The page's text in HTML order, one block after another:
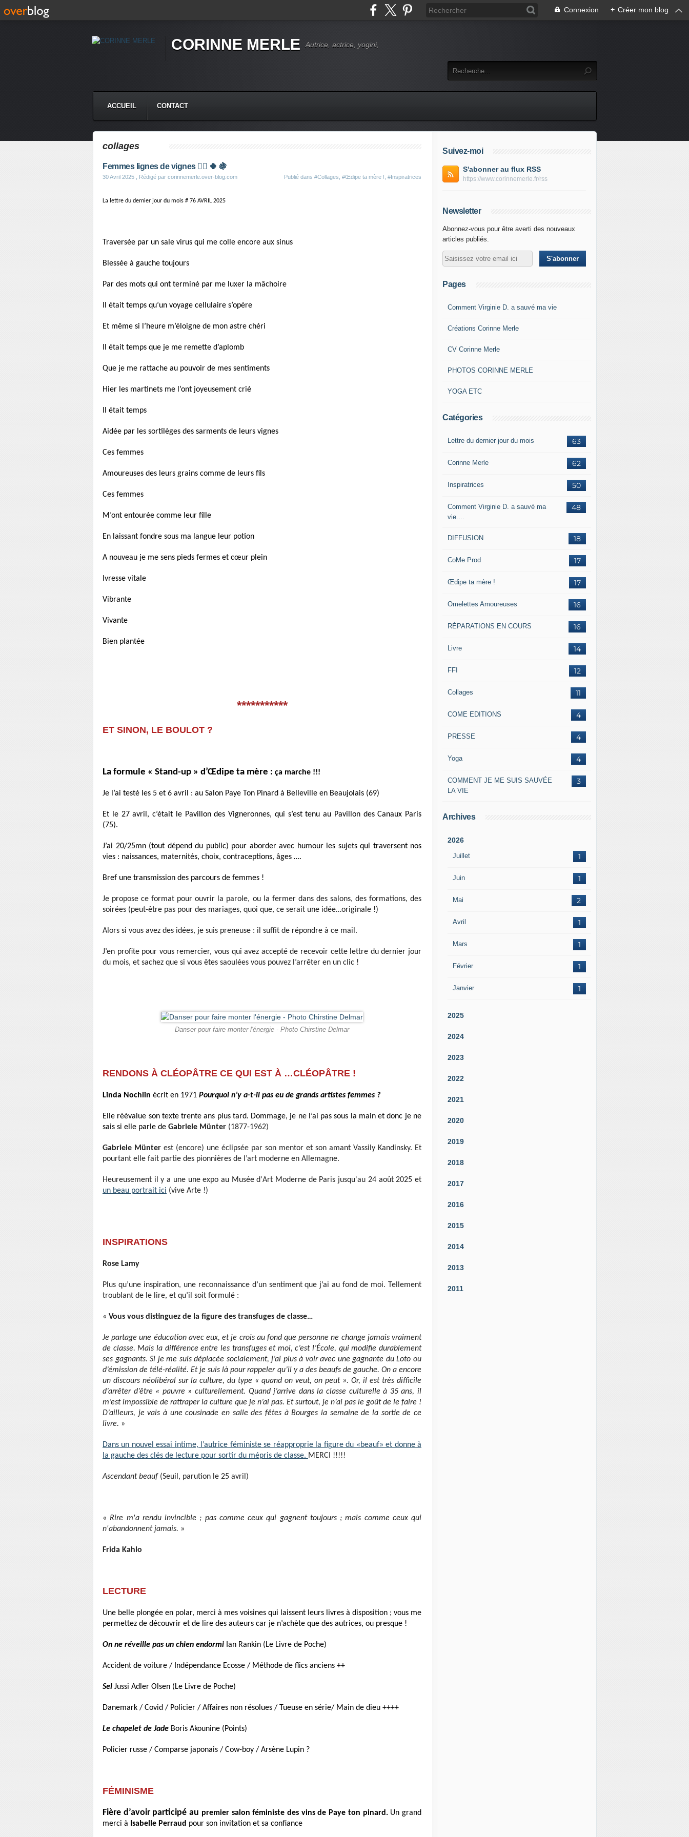
Connexion + Créer mon blog
CORINNE MERLE Autrice, actrice, yogini,
ACCUEIL CONTACT
collages
Femmes lignes de vignes 🦹‍♀️ 🍀 🍇
30 Avril 2025 , Rédigé par corinnemerle.over-blog.com Publié dans #Collages #Œdipe ta mère ! #Inspiratrices
La lettre du dernier jour du mois # 76 AVRIL 2025
Traversée par un sale virus qui me colle encore aux sinus
Blessée à gauche toujours
Par des mots qui ont terminé par me luxer la mâchoire
Il était temps qu’un voyage cellulaire s’opère
Et même si l’heure m’éloigne de mon astre chéri
Il était temps que je me remette d’aplomb
Que je me rattache au pouvoir de mes sentiments
Hier les martinets me l’ont joyeusement crié
Il était temps
Aidée par les sortilèges des sarments de leurs vignes
Ces femmes
Amoureuses des leurs grains comme de leurs fils
Ces femmes
M’ont entourée comme leur fille
En laissant fondre sous ma langue leur potion
A nouveau je me sens pieds fermes et cœur plein
Ivresse vitale
Vibrante
Vivante
Bien plantée
***********
ET SINON, LE BOULOT ?
La formule « Stand-up » d’Œdipe ta mère : ça marche !!!
Je l’ai testé les 5 et 6 avril : au Salon Paye Ton Pinard à Belleville en Beaujolais (69)
Et le 27 avril, c’était le Pavillon des Vigneronnes, qui s’est tenu au Pavillon des Canaux Paris
(75).
J’ai 20/25mn (tout dépend du public) pour aborder avec humour les sujets qui traversent nos
vies : naissances, maternités, choix, contraceptions, âges ….
Bref une transmission des parcours de femmes !
Je propose ce format pour ouvrir la parole, ou la fermer dans des salons, des formations, des
soirées (peut-être pas pour des mariages, quoi que, ce serait une idée…originale !)
Alors si vous avez des idées, je suis preneuse : il suffit de répondre à ce mail.
J’en profite pour vous remercier, vous qui avez accepté de recevoir cette lettre du dernier jour
du mois, et sachez que si vous êtes saoulées vous pouvez l’arrêter en un clic !
Danser pour faire monter l'énergie - Photo Chirstine Delmar
RENDONS À CLÉOPÂTRE CE QUI EST À …CLÉOPÂTRE !
Linda Nochlin écrit en 1971 Pourquoi n’y a-t-il pas eu de grands artistes femmes ?
Elle réévalue son texte trente ans plus tard. Dommage, je ne l’ai pas sous la main et donc je ne
sais si elle parle de Gabriele Münter (1877-1962)
Gabriele Münter est (encore) une éclipsée par son mentor et son amant Vassily Kandinsky. Et
pourtant elle fait partie des pionnières de l’art moderne en Allemagne.
Heureusement il y a une une expo au Musée d'Art Moderne de Paris jusqu'au 24 août 2025 et
un beau portrait ici (vive Arte !)
INSPIRATIONS
Rose Lamy
Plus qu’une inspiration, une reconnaissance d’un sentiment que j’ai au fond de moi. Tellement
troublant de le lire, et qu’il soit formulé :
« Vous vous distinguez de la figure des transfuges de classe…
Je partage une éducation avec eux, et je crois au fond que personne ne change jamais vraiment
de classe. Mais la différence entre les transfuges et moi, c’est l’École, qui modifie durablement
ses gagnants. Si je me suis déplacée socialement, j’ai plus à voir avec une gagnante du Loto ou
d’émission de télé-réalité. Et je suis là pour rappeler qu’il y a des beaufs de gauche. On a encore
un discours néolibéral sur la culture, du type « quand on veut, on peut ». Or, il est très difficile
d’arrêter d’être « pauvre » culturellement. Quand j’arrive dans la classe culturelle à 35 ans, il
m’est impossible de rattraper la culture que je n’ai pas. Et surtout, je n’ai pas le goût de le faire !
D’ailleurs, je vais à une cousinade en salle des fêtes à Bourges la semaine de la sortie de ce
livre. »
Dans un nouvel essai intime, l’autrice féministe se réapproprie la figure du «beauf» et donne à
la gauche des clés de lecture pour sortir du mépris de classe. MERCI !!!!!
Ascendant beauf (Seuil, parution le 25 avril)
«Rire m'a rendu invincible ; pas comme ceux qui gagnent toujours ; mais comme ceux qui
n'abandonnent jamais. »
Frida Kahlo
LECTURE
Une belle plongée en polar, merci à mes voisines qui laissent leurs livres à disposition ; vous me
permettez de découvrir et de lire des auteurs car je n’achète que des autrices, ou presque !
On ne réveille pas un chien endormi Ian Rankin (Le Livre de Poche)
Accident de voiture / Indépendance Ecosse / Méthode de flics anciens ++
Sel Jussi Adler Olsen (Le Livre de Poche)
Danemark / Covid / Policier / Affaires non résolues / Tueuse en série/ Main de dieu ++++
Le chapelet de Jade Boris Akounine (Points)
Policier russe / Comparse japonais / Cow-boy / Arsène Lupin ?
FÉMINISME
Fière d’avoir participé au premier salon féministe des vins de Paye ton pinard.Un grand
merci à Isabelle Perraud pour son invitation et sa confiance
Suivez-moi
S'abonner au flux RSS
https://www.corinnemerle.fr/rss
Newsletter
Abonnez-vous pour être averti des nouveaux
articles publiés.
Pages
Comment Virginie D. a sauvé ma vie
Créations Corinne Merle
CV Corinne Merle
PHOTOS CORINNE MERLE
YOGA ETC
Catégories
63
Lettre du dernier jour du mois
62
Corinne Merle
50
Inspiratrices
48
Comment Virginie D. a sauvé ma
vie....
18
DIFFUSION
17
CoMe Prod
17
Œdipe ta mère !
16
Omelettes Amoureuses
16
RÉPARATIONS EN COURS
14
Livre
12
FFI
11
Collages
4
COME EDITIONS
4
PRESSE
4
Yoga
3
COMMENT JE ME SUIS SAUVÉE
LA VIE
Archives
2026
Juillet 1
Juin 1
Mai 2
Avril 1
Mars 1
Février 1
Janvier 1
2025
2024
2023
2022
2021
2020
2019
2018
2017
2016
2015
2014
2013
2011